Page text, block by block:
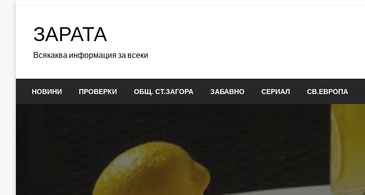
ЗАРАТА
Всякаква информация за всеки
НОВИНИ ПРОВЕРКИ ОБЩ. СТ.ЗАГОРА ЗАБАВНО СЕРИАЛ СВ.ЕВРОПА